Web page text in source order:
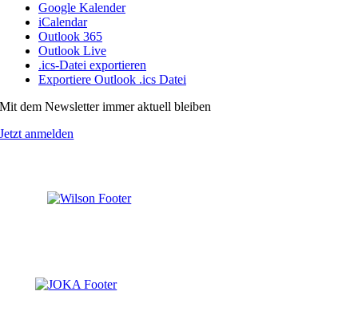
Google Kalender
iCalendar
Outlook 365
Outlook Live
.ics-Datei exportieren
Exportiere Outlook .ics Datei
Mit dem Newsletter immer aktuell bleiben
Jetzt anmelden